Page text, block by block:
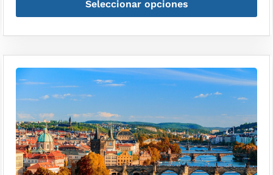
Seleccionar opciones